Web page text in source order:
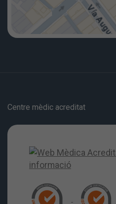
Centre mèdic acreditat